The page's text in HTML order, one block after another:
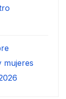
mujeres